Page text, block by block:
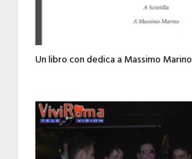
Un libro con dedica a Massimo Marino